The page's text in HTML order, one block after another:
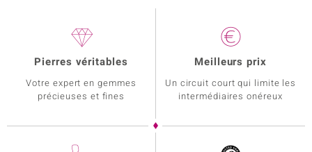
Pierres véritables
Votre expert en gemmes
précieuses et fines
Meilleurs prix
Un circuit court qui limite les
intermédiaires onéreux